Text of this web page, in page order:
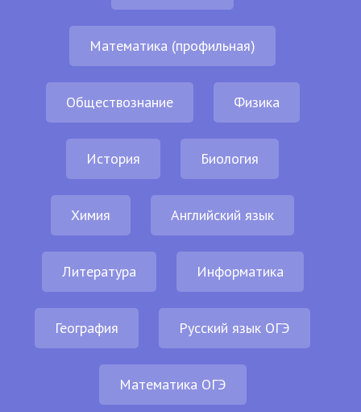
Математика (профильная)
Обществознание Физика
История Биология
Химия Английский язык
Литература Информатика
География Русский язык ОГЭ
Математика ОГЭ